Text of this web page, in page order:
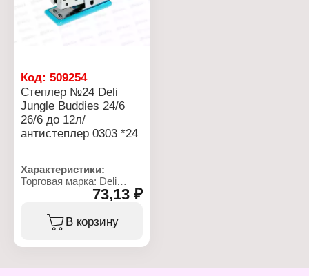
Код: 509254
Степлер №24 Deli
Jungle Buddies 24/6
26/6 до 12л/
антистеплер 0303 *24
Характеристики:
Торговая марка: Deli
Артикул: E0303
Тип товара: Степлер
Назначение:
канцелярский
73,13 ₽
В корзину